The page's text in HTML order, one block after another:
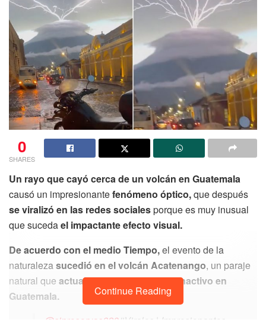
0
SHARES
Un rayo que cayó cerca de un volcán en Guatemala
causó un impresionantefenómeno óptico,que después
se viralizó en las redes socialesporque es muy inusual
que sucedael impactante efecto visual.
De acuerdo con el medio Tiempo,el evento de la
naturalezasucedió en el volcán Acatenango, un paraje
natural que actualmente se encuentra inactivo en
Guatemala.
Continue Reading